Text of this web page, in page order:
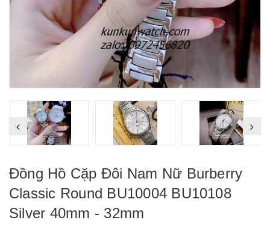
Đồng Hồ Cặp Đôi Nam Nữ Burberry
Classic Round BU10004 BU10108
Silver 40mm - 32mm